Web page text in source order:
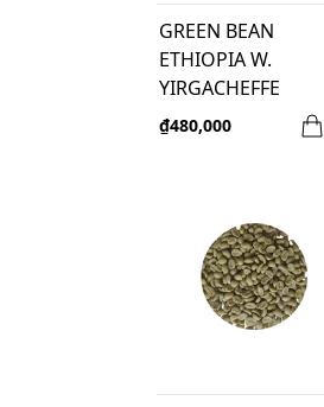
GREEN BEAN
ETHIOPIA W.
YIRGACHEFFE
₫480,000